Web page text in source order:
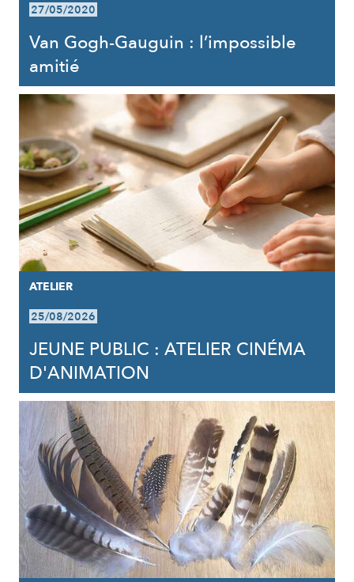
27/05/2020
Van Gogh-Gauguin : l’impossible
amitié
ATELIER
25/08/2026
JEUNE PUBLIC : ATELIER CINÉMA
D'ANIMATION